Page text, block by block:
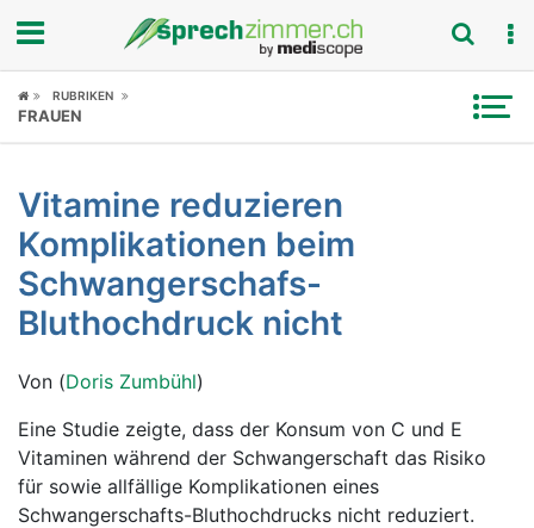
Fokus
Symptome
Untersuchungen
News
Ratgeber
Rubriken
RUBRIKEN
FRAUEN
Vitamine reduzieren
Komplikationen beim
Schwangerschafs-
Bluthochdruck nicht
Von (Doris Zumbühl)
Eine Studie zeigte, dass der Konsum von C und E
Vitaminen während der Schwangerschaft das Risiko
für sowie allfällige Komplikationen eines
Schwangerschafts-Bluthochdrucks nicht reduziert.